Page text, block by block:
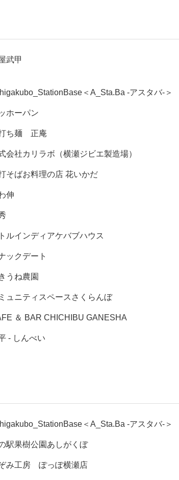
武甲
＜A_Sta.Ba -アスタバ-＞
ホーパン
ち麺 正庵
会社カリラボ（横瀬ジビエ製造場）
そばお料理の店 花いかだ
伸
ルインディアケバブハウス
ックデート
うね農園
ュニティスペースさくらんぼ
＆ BAR CHICHIBU GANESHA
- しんべい
＜A_Sta.Ba -アスタバ-＞
駅果樹公園あしがくぼ
み工房 ぽっぽ横瀬店